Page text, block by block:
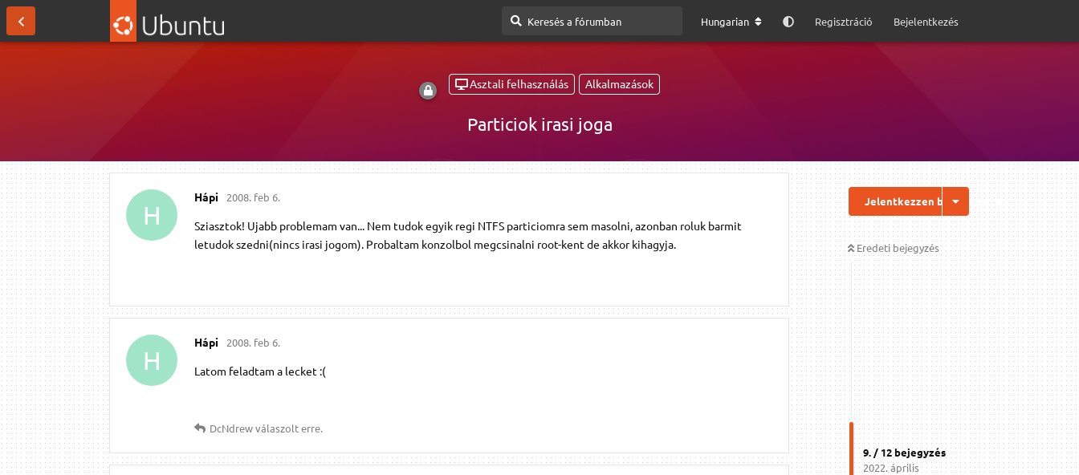
Hungarian Regisztráció Bejelentkezés
Asztali felhasználás Alkalmazások
Particiok irasi joga
Jelentkezzen be a válaszhoz
Eredeti bejegyzés
9. /12bejegyzés
2022. április
H
Hápi 2008. feb 6.
Sziasztok! Ujabb problemam van... Nem tudok egyik regi NTFS particiomra sem masolni, azonban roluk barmit
letudok szedni(nincs irasi jogom). Probaltam konzolbol megcsinalni root-kent de akkor kihagyja.
H
Hápi 2008. feb 6.
Latom feladtam a lecket :(
DcNdrewválaszolt erre.